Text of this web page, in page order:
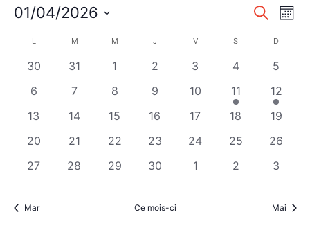
Évènements
de
vues
Recherche
Mois
01/04/2026
date.
Calendrier
de
Évènements
LLUNDI M M MERCREDI
J VVENDREDIS D
0
30
0
31
0
1
0
2
0
3
0
4
0
5
0
6
0
7
0
8
0
9
0
évènements
10
1
évènement
11
1
12
0
13
0
14
0
15
0
16
0
17
0
18
0
19
0
20
0
21
0
22
0
23
0
24
0
25
0
26
0
27
0
28
0
29
0
30
0
1
0
2
0
3
Mar Ce mois-ci Mai